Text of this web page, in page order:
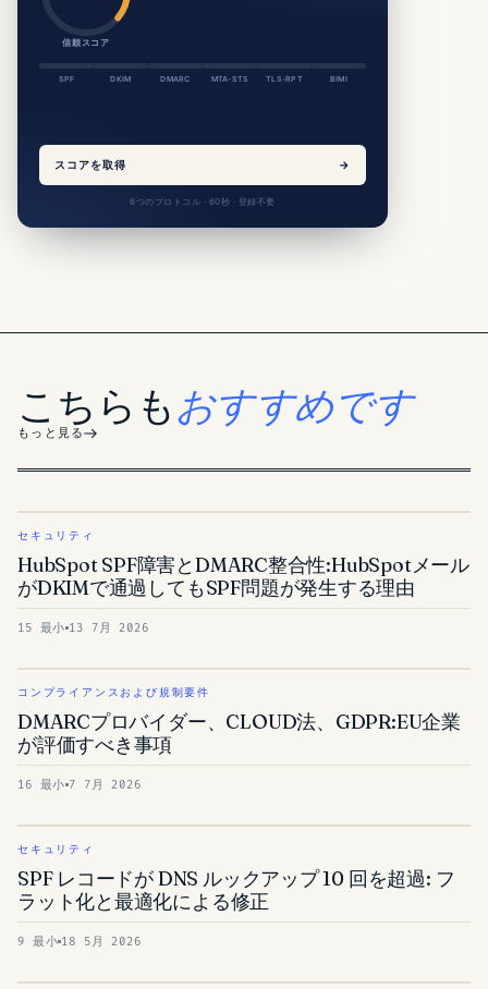
信頼スコア
SPF DKIM DMARC MTA-STS TLS-RPT BIMI
スコアを取得 →
6つのプロトコル · 60秒 · 登録不要
こちらもおすすめです
もっと見る
セキュリティ
HubSpot SPF障害とDMARC整合性:HubSpotメール
がDKIMで通過してもSPF問題が発生する理由
15 最小 13 7月 2026
コンプライアンスおよび規制要件
DMARCプロバイダー、CLOUD法、GDPR:EU企業
が評価すべき事項
16 最小 7 7月 2026
セキュリティ
SPF レコードが DNS ルックアップ 10 回を超過: フ
ラット化と最適化による修正
9 最小 18 5月 2026